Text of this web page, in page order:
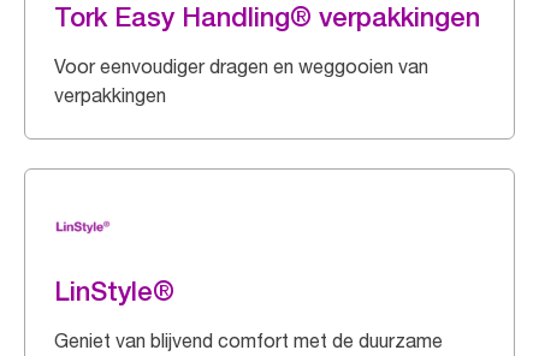
Tork Easy Handling® verpakkingen
Voor eenvoudiger dragen en weggooien van
verpakkingen
LinStyle®
Geniet van blijvend comfort met de duurzame